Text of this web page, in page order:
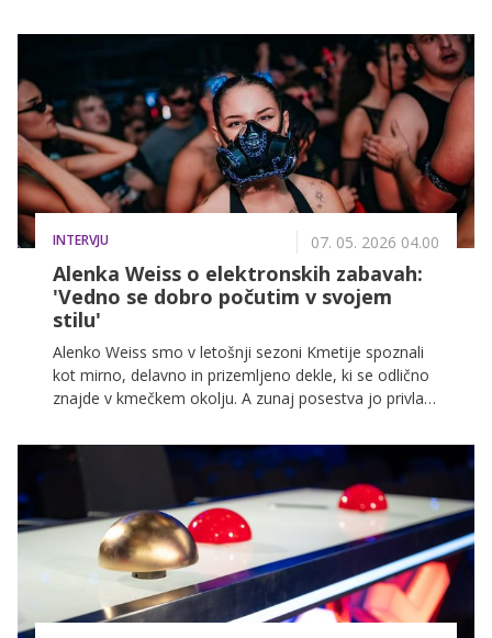
INTERVJU 07. 05. 2026 04.00
Alenka Weiss o elektronskih zabavah:
'Vedno se dobro počutim v svojem
stilu'
Alenko Weiss smo v letošnji sezoni Kmetije spoznali
kot mirno, delavno in prizemljeno dekle, ki se odlično
znajde v kmečkem okolju. A zunaj posestva jo privlači
močnih beatov in nočnih dogodkov. V intervjuju nam
je razkrila, katere didžejke trenutno najraje posluša,
kako nastajajo njeni prepoznavni outfiti ter zakaj jo
rave scena tako močno privlači.